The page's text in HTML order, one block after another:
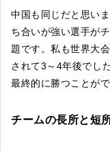
中国も同じだと思い
ち合いが強い選手が
題です。私も世界大
されて3～4年後でし
最終的に勝つことが
チームの長所と短